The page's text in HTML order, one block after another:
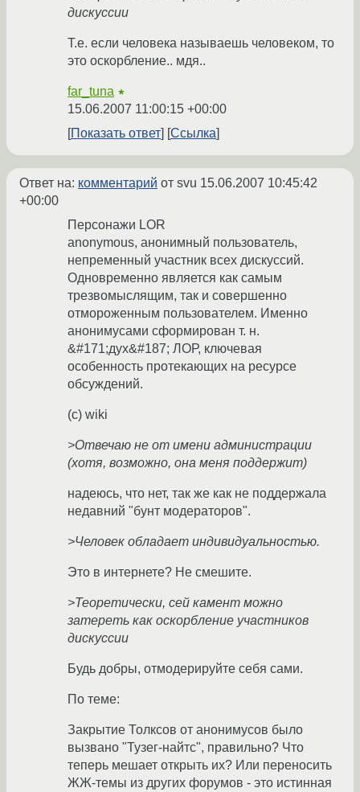
дискуссии
Т.е. если человека называешь человеком, то
это оскорбление.. мдя..
far_tuna ★
15.06.2007 11:00:15 +00:00
Показать ответ
Ссылка
Ответ на: комментарий от svu 15.06.2007 10:45:42
+00:00
Персонажи LOR
anonymous, анонимный пользователь,
непременный участник всех дискуссий.
Одновременно является как самым
трезвомыслящим, так и совершенно
отмороженным пользователем. Именно
анонимусами сформирован т. н.
&#171;дух&#187; ЛОР, ключевая
особенность протекающих на ресурсе
обсуждений.
(c) wiki
>Отвечаю не от имени администрации
(хотя, возможно, она меня поддержит)
надеюсь, что нет, так же как не поддержала
недавний "бунт модераторов".
>Человек обладает индивидуальностью.
Это в интернете? Не смешите.
>Теоретически, сей камент можно
затереть как оскорбление участников
дискуссии
Будь добры, отмодерируйте себя сами.
По теме:
Закрытие Толксов от анонимусов было
вызвано "Тузег-найтс", правильно? Что
теперь мешает открыть их? Или переносить
ЖЖ-темы из других форумов - это истинная